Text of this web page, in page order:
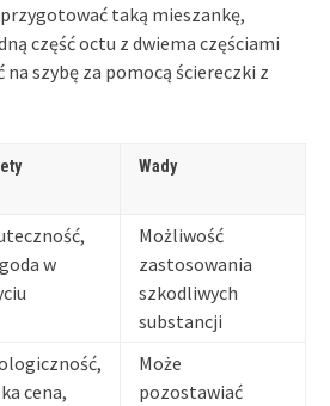
taką mieszankę,
część octu z dwiema częściami
na szybę za pomocą ściereczki z
Wady
w
Możliwość
zastosowania
szkodliwych
substancji
cena,
Może
pozostawiać